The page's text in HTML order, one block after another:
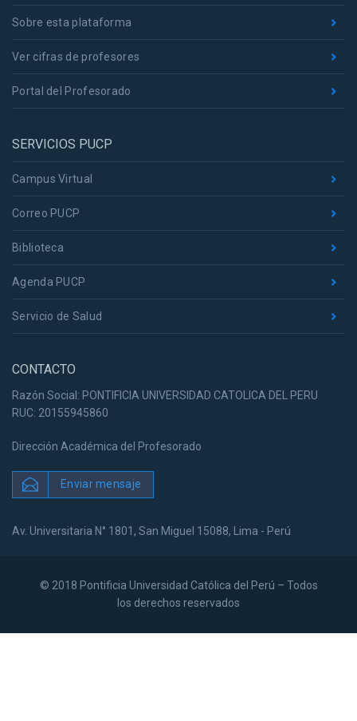
Sobre esta plataforma
Ver cifras de profesores
Portal del Profesorado
SERVICIOS PUCP
Campus Virtual
Correo PUCP
Biblioteca
Agenda PUCP
Servicio de Salud
CONTACTO
Razón Social: PONTIFICIA UNIVERSIDAD CATOLICA DEL PERU
RUC: 20155945860
Dirección Académica del Profesorado
Enviar mensaje
Av. Universitaria N° 1801, San Miguel 15088, Lima - Perú
© 2018 Pontificia Universidad Católica del Perú – Todos
los derechos reservados